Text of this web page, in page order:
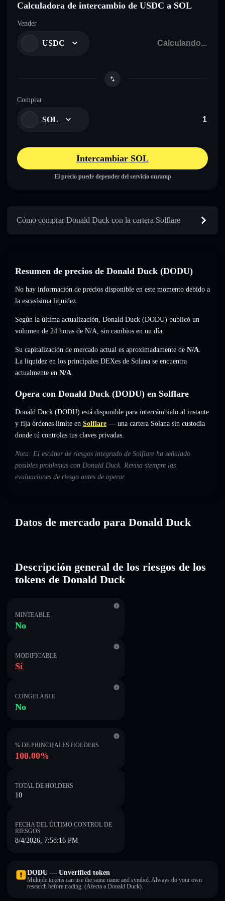
Calculadora de intercambio de USDC a SOL
Vender
USDC
Comprar
SOL
Intercambiar SOL
El precio puede depender del servicio onramp
Cómo comprar Donald Duck con la cartera Solflare
Resumen de precios de Donald Duck (DODU)
No hay información de precios disponible en este momento debido a
la escasísima liquidez.
Según la última actualización, Donald Duck (DODU) publicó un
volumen de 24 horas de N/A, sin cambios en un día.
Su capitalización de mercado actual es aproximadamente de N/A.
La liquidez en los principales DEXes de Solana se encuentra
actualmente en N/A.
Opera con Donald Duck (DODU) en Solflare
Donald Duck (DODU) está disponible para intercámbialo al instante
y fija órdenes límite en Solflare — una cartera Solana sin custodia
donde tú controlas tus claves privadas.
Nota: El escáner de riesgos integrado de Solflare ha señalado
posibles problemas con Donald Duck. Revisa siempre las
evaluaciones de riesgo antes de operar.
Datos de mercado para Donald Duck
Descripción general de los riesgos de los
tokens de Donald Duck
MINTEABLE
No
MODIFICABLE
Sí
CONGELABLE
No
% DE PRINCIPALES HOLDERS
100.00%
TOTAL DE HOLDERS
10
FECHA DEL ÚLTIMO CONTROL DE
RIESGOS
8/4/2026, 7:58:16 PM
DODU — Unverified token
Multiple tokens can use the same name and symbol. Always do your own
research before trading. (Afecta a Donald Duck).